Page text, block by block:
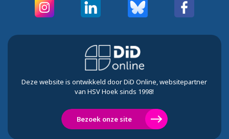
Deze website is ontwikkeld door DiD Online, websitepartner
van HSV Hoek sinds 1998!
Bezoek onze site